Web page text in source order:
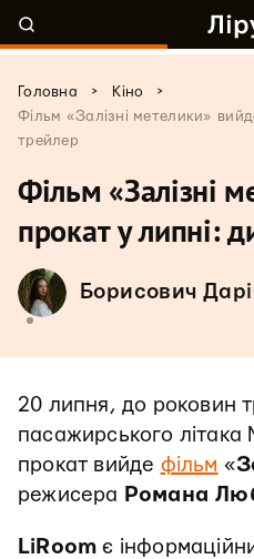
Головна > Кіно
>
Фільм «Залізні метелики»
трейлер
Фільм «Залізні
прокат у липні:
Борисович
20 липня, до роковин
пасажирського літака
прокат вийде фільм «
режисера Романа
LiRoom є